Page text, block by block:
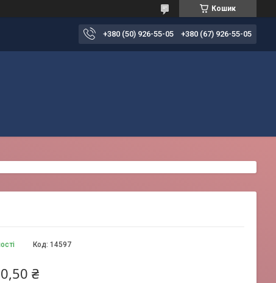
Кошик
+380 (50) 926-55-05 +380 (67) 926-55-05
Код: 14597
₴